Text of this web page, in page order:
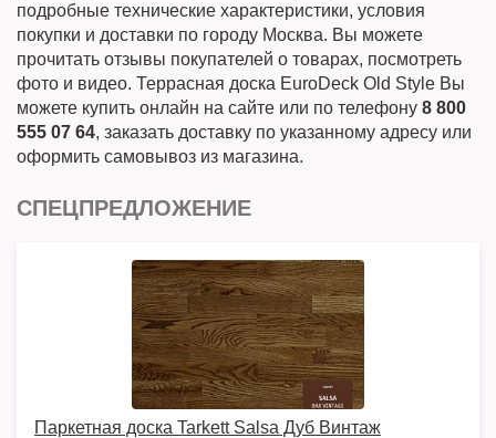
подробные технические характеристики, условия
покупки и доставки по городу Москва. Вы можете
прочитать отзывы покупателей о товарах, посмотреть
фото и видео. Террасная доска EuroDeck Old Style Вы
можете купить онлайн на сайте или по телефону 8 800
555 07 64, заказать доставку по указанному адресу или
оформить самовывоз из магазина.
СПЕЦПРЕДЛОЖЕНИЕ
Паркетная доска Tarkett Salsa Дуб Винтаж